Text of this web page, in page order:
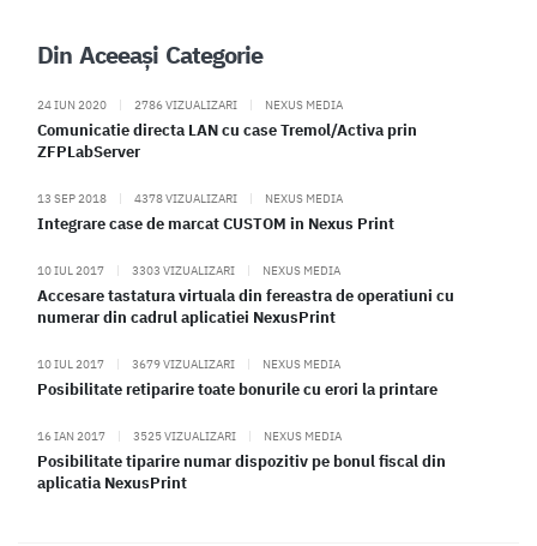
Din Aceeași Categorie
24 IUN 2020 | 2786 VIZUALIZARI | NEXUS MEDIA
Comunicatie directa LAN cu case Tremol/Activa prin
ZFPLabServer
13 SEP 2018 | 4378 VIZUALIZARI | NEXUS MEDIA
Integrare case de marcat CUSTOM in Nexus Print
10 IUL 2017 | 3303 VIZUALIZARI | NEXUS MEDIA
Accesare tastatura virtuala din fereastra de operatiuni cu
numerar din cadrul aplicatiei NexusPrint
10 IUL 2017 | 3679 VIZUALIZARI | NEXUS MEDIA
Posibilitate retiparire toate bonurile cu erori la printare
16 IAN 2017 | 3525 VIZUALIZARI | NEXUS MEDIA
Posibilitate tiparire numar dispozitiv pe bonul fiscal din
aplicatia NexusPrint